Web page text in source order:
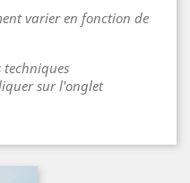
varier en fonction de
sur l'onglet